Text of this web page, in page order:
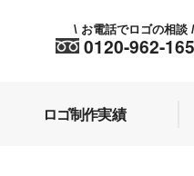
0120-962-165
\ お電話でロゴの相談 /
ロゴ制作実績